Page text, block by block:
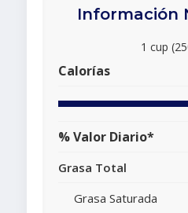
Información
1 cup
Calorías
% Valor Diario*
Grasa Total
Grasa Saturada